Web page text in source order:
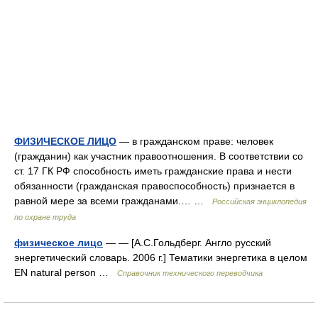
ФИЗИЧЕСКОЕ ЛИЦО — в гражданском праве: человек
(гражданин) как участник правоотношения. В соответствии со
ст. 17 ГК РФ способность иметь гражданские права и нести
обязанности (гражданская правоспособность) признается в
равной мере за всеми гражданами.… …
Российская энциклопедия
по охране труда
физическое лицо — — [А.С.Гольдберг. Англо русский
энергетический словарь. 2006 г.] Тематики энергетика в целом
EN natural person …
Справочник технического переводчика